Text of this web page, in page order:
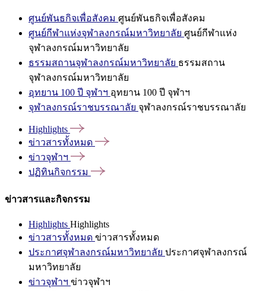
ศูนย์พันธกิจเพื่อสังคม ศูนย์พันธกิจเพื่อสังคม
ศูนย์กีฬาแห่งจุฬาลงกรณ์มหาวิทยาลัย ศูนย์กีฬาแห่ง
จุฬาลงกรณ์มหาวิทยาลัย
ธรรมสถานจุฬาลงกรณ์มหาวิทยาลัย ธรรมสถาน
จุฬาลงกรณ์มหาวิทยาลัย
อุทยาน 100 ปี จุฬาฯ อุทยาน 100 ปี จุฬาฯ
จุฬาลงกรณ์ราชบรรณาลัย จุฬาลงกรณ์ราชบรรณาลัย
Highlights
ข่าวสารทั้งหมด
ข่าวจุฬาฯ
ปฏิทินกิจกรรม
ข่าวสารและกิจกรรม
Highlights Highlights
ข่าวสารทั้งหมด ข่าวสารทั้งหมด
ประกาศจุฬาลงกรณ์มหาวิทยาลัย ประกาศจุฬาลงกรณ์
มหาวิทยาลัย
ข่าวจุฬาฯ ข่าวจุฬาฯ